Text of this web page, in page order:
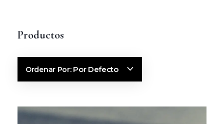
Ordenar Por: Por Defecto